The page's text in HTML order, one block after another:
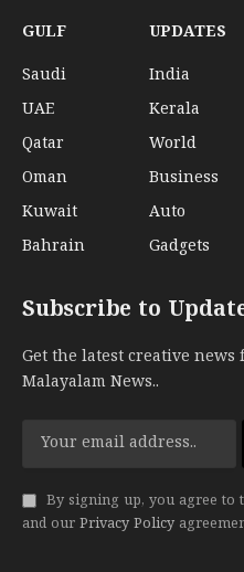
GULF
Saudi
UAE
Qatar
Oman
Kuwait
Bahrain
UPDATES
India
Kerala
World
Business
Auto
Gadgets
Subscribe to
Get the latest creative news
Malayalam News..
By signing up, you agree to
and our Privacy Policy